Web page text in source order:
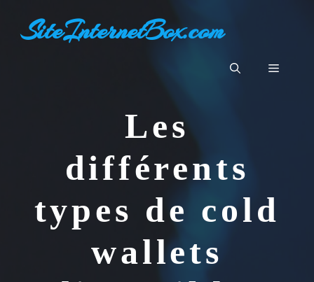
contenuSiteInternetBox.com
Menu
Les
différents
types de cold
wallets